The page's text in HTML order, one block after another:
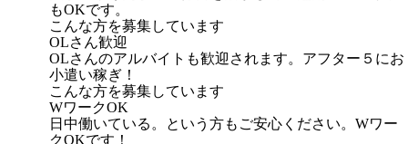
もOKです。
こんな方を募集しています
OLさん歓迎
OLさんのアルバイトも歓迎されます。アフター５にお
小遣い稼ぎ！
こんな方を募集しています
WワークOK
日中働いている。という方もご安心ください。Wワー
クOKです！